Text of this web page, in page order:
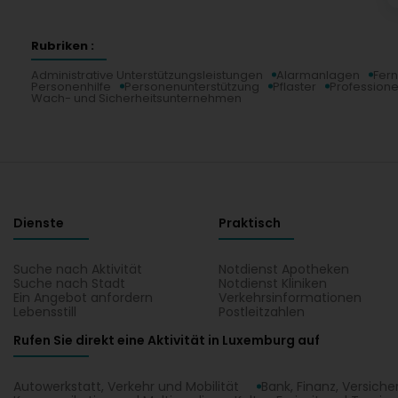
Rubriken :
Administrative Unterstützungsleistungen
Alarmanlagen
Personenhilfe Personenunterstützung Pflaster
Wach- und Sicherheitsunternehmen
Dienste
Suche nach Aktivität
Suche nach Stadt
Ein Angebot anfordern
Lebensstill
Praktisch
Notdienst Apotheken
Notdienst Kliniken
Verkehrsinformationen
Postleitzahlen
Rufen Sie direkt eine Aktivität in Luxemburg auf
Autowerkstatt, Verkehr und Mobilität
Bank, Finanz,